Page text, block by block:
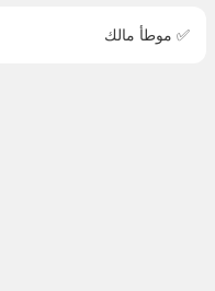
✅ موطأ مالك